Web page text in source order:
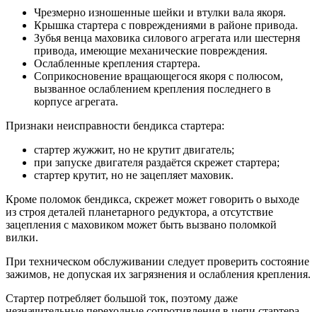
Чрезмерно изношенные шейки и втулки вала якоря.
Крышка стартера с повреждениями в районе привода.
Зубья венца маховика силового агрегата или шестерня
привода, имеющие механические повреждения.
Ослабленные крепления стартера.
Соприкосновение вращающегося якоря с полюсом,
вызванное ослаблением крепления последнего в
корпусе агрегата.
Признаки неисправности бендикса стартера:
стартер жужжит, но не крутит двигатель;
при запуске двигателя раздаётся скрежет стартера;
стартер крутит, но не зацепляет маховик.
Кроме поломок бендикса, скрежет может говорить о выходе
из строя деталей планетарного редуктора, а отсутствие
зацепления с маховиком может быть вызвано поломкой
вилки.
При техническом обслуживании следует проверить состояние
зажимов, не допуская их загрязнения и ослабления крепления.
Стартер потребляет большой ток, поэтому даже